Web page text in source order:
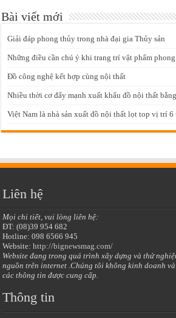
Bài viết mới
Giải đáp phong thủy trong nhà đại gia Thủy sản
Những điều cần chú ý khi trang trí vật phẩm
Đồ công nghệ kết hợp cùng nội thất
Nhiều thời cơ đẩy mạnh xuất khẩu đồ nội thất
Việt Nam là nhà sản xuất đồ nội thất lọt top vị trí
Liên hệ
Mọi chi tiết, vui lòng liên hệ:
ĐT: (08)39 954 682
Hotline: 098 6566 945
Website:http://bignewsmag.com/
Website đang trong quá trình xây dựng và thử
nguồn trên internet .Chúng tôi không kinh doanh
các thông tin được cung cấp.
Thông tin